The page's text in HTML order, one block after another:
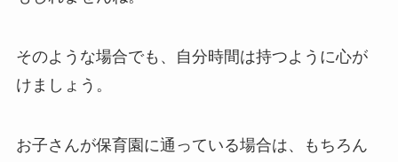
そのような場合でも、自分時間は持つように心が
けましょう。
お子さんが保育園に通っている場合は、もちろん